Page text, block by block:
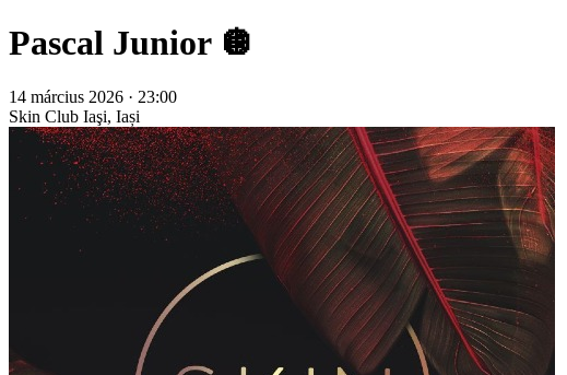
Pascal Junior 🪩
14 március 2026 · 23:00
Skin Club Iaşi, Iași